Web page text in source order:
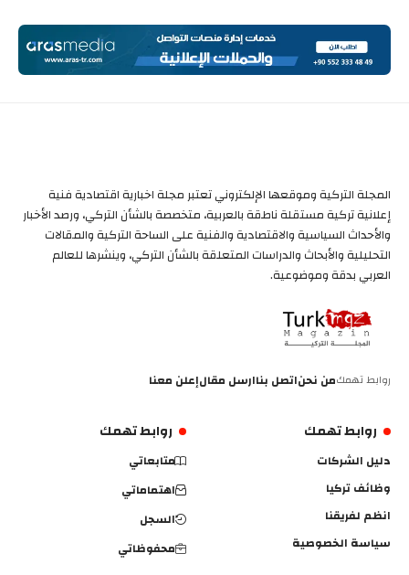
المجلة التركية وموقعها الإلكتروني تعتبر مجلة اخبارية اقتصادية فنية
إعلانية تركية مستقلة ناطقة بالعربية، متخصصة بالشأن التركي، ورصد الأخبار
والأحداث السياسية والاقتصادية والفنية على الساحة التركية والمقالات
التحليلية والأبحاث والدراسات المتعلقة بالشأن التركي، وينشرها للعالم
العربي بدقة وموضوعية.
روابط تهمكمن نحناتصل بناارسل مقالإعلن معنا
روابط تهمك
دليل الشركات
وظائف تركيا
انظم لفريقنا
سياسة الخصوصية
روابط تهمك
متابعاتي
اهتماماتي
السجل
محفوظاتي